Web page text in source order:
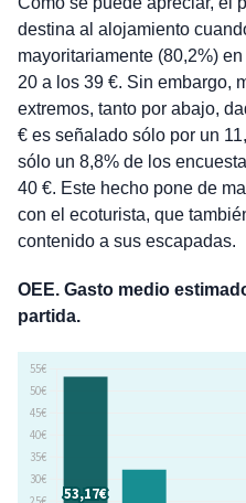
destina al alojamiento
mayoritariamente (80,2%)
20 a los 39 €. Sin embargo,
extremos, tanto por abajo,
€ es señalado sólo por un
sólo un 8,8% de los
40 €. Este hecho pone de
con el ecoturista, que
contenido a sus escapadas.
OEE. Gasto medio
partida.